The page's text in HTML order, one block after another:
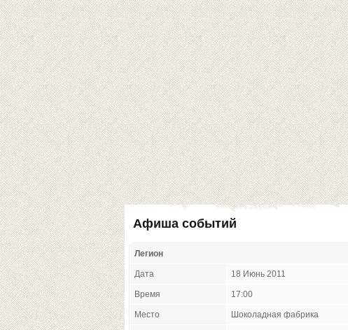
Афиша событий
Легион
Дата 18 Июнь 2011
Время 17:00
Место Шоколадная фабрика